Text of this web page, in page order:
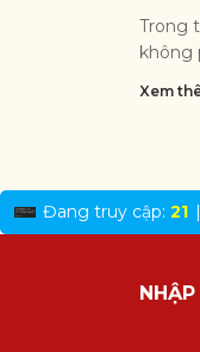
Trong
không
Xem
Đang truy cập: 21